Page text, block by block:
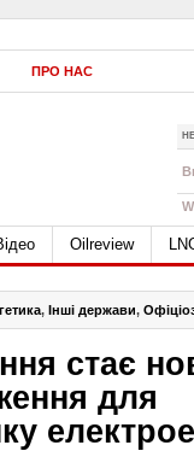
ПРО НАС
Oilreview
, Інші держави,
стає
для